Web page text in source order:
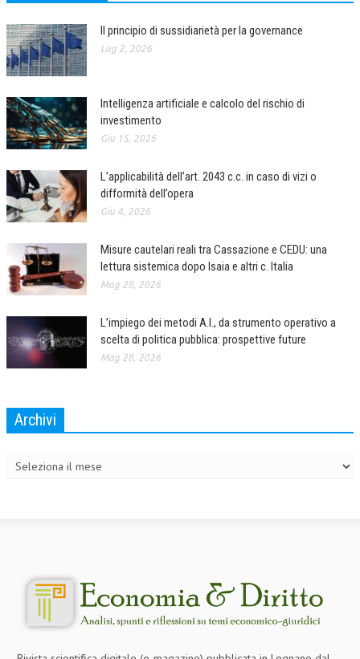
Il principio di sussidiarietà per la governance
Lug 2, 2026
Intelligenza artificiale e calcolo del rischio di
investimento
Giu 15, 2026
L’applicabilità dell’art. 2043 c.c. in caso di vizi o
difformità dell’opera
Giu 4, 2026
Misure cautelari reali tra Cassazione e CEDU: una
lettura sistemica dopo Isaia e altri c. Italia
Mag 28, 2026
L’impiego dei metodi A.I., da strumento operativo a
scelta di politica pubblica: prospettive future
Mag 28, 2026
Archivi